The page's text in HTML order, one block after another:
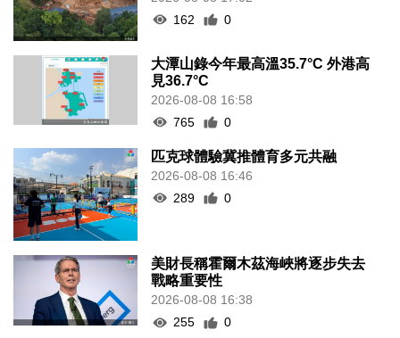
162
0
大潭山錄今年最高溫35.7°C 外港高
見36.7°C
2026-08-08 16:58
765
0
匹克球體驗冀推體育多元共融
2026-08-08 16:46
289
0
美財長稱霍爾木茲海峽將逐步失去
戰略重要性
2026-08-08 16:38
255
0